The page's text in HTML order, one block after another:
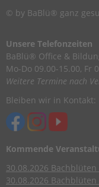
© by BaBlü® ganz
Unsere Telefonzeiten
BaBlü® Office &
Mo-Do 09.00-15.00, Fr
Weitere Termine nach
Bleiben wir in Kontakt:
Kommende
30.08.2026 Bachblüten
30.08.2026 Bachblüten